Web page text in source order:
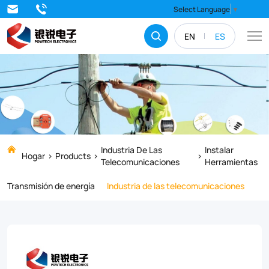
EN ES
Select Language ▼
K-
3
Premium
Three-
Hole
Fiber
Optic
Stripper,
ultimate
Hogar Products
Industria De Las
Telecomunicaciones
Instalar
Herramientas
Transmisión de energía
Industria de las telecomunicaciones